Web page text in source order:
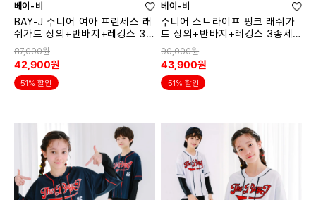
베이-비
BAY-J 주니어 여아 프린세스 래
쉬가드 상의+반바지+레깅스 3
종세트
87,000원
42,900원
51% 할인
베이-비
주니어 스트라이프 핑크 래쉬가
드 상의+반바지+레깅스 3종세
트
90,000원
43,900원
51% 할인